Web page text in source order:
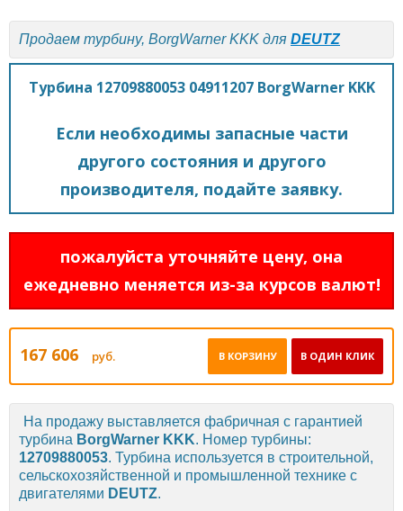
Продаем турбину, BorgWarner KKK для DEUTZ
Турбина 12709880053 04911207 BorgWarner KKK
Если необходимы запасные части
другого состояния и другого
производителя, подайте заявку.
пожалуйста уточняйте цену, она
ежедневно меняется из-за курсов валют!
167 606 руб. В ОДИН КЛИК
В КОРЗИНУ
На продажу выставляется фабричная с гарантией
турбина BorgWarner KKK. Номер турбины:
12709880053. Турбина используется в строительной,
сельскохозяйственной и промышленной технике с
двигателями DEUTZ.